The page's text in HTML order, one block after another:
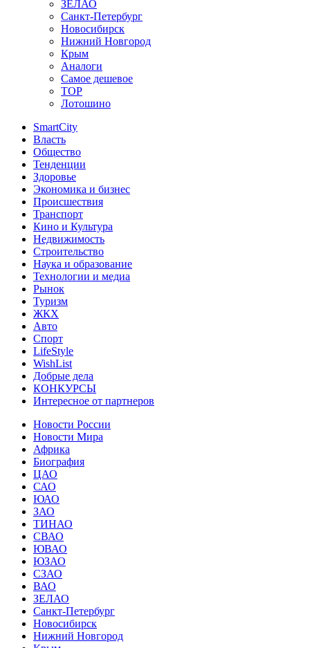
ЗЕЛАО
Санкт-Петербург
Новосибирск
Нижний Новгород
Крым
Аналоги
Самое дешевое
TOP
Лотошино
SmartCity
Власть
Общество
Тенденции
Здоровье
Экономика и бизнес
Происшествия
Транспорт
Кино и Культура
Недвижимость
Строительство
Наука и образование
Технологии и медиа
Рынок
Туризм
ЖКХ
Авто
Спорт
LifeStyle
WishList
Добрые дела
КОНКУРСЫ
Интересное от партнеров
Новости России
Новости Мира
Африка
Биография
ЦАО
САО
ЮАО
ЗАО
ТИНАО
СВАО
ЮВАО
ЮЗАО
СЗАО
ВАО
ЗЕЛАО
Санкт-Петербург
Новосибирск
Нижний Новгород